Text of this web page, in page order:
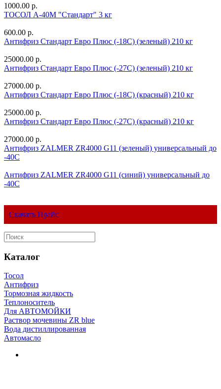
1000.00 р.
ТОСОЛ А-40М "Стандарт" 3 кг
600.00 р.
Антифриз Стандарт Евро Плюс (-18С) (зеленый) 210 кг
25000.00 р.
Антифриз Стандарт Евро Плюс (-27С) (зеленый) 210 кг
27000.00 р.
Антифриз Стандарт Евро Плюс (-18С) (красный) 210 кг
25000.00 р.
Антифриз Стандарт Евро Плюс (-27С) (красный) 210 кг
27000.00 р.
Антифриз ZALMER ZR4000 G11 (зеленый) универсальный до
-40С
Антифриз ZALMER ZR4000 G11 (синий) универсальный до
-40С
Скачать Прайс
Каталог
Тосол
Антифриз
Тормозная жидкость
Теплоноситель
Для АВТОМОЙКИ
Раствор мочевины ZR blue
Вода дистиллированная
Автомасло